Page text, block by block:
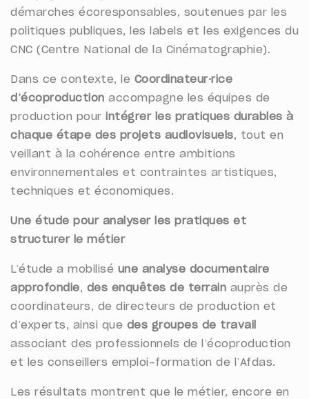
démarches écoresponsables, soutenues par les
politiques publiques, les labels et les exigences du
CNC (Centre National de la Cinématographie).
Dans ce contexte, le Coordinateur·rice
d’écoproduction accompagne les équipes de
production pour intégrer les pratiques durables à
chaque étape des projets audiovisuels, tout en
veillant à la cohérence entre ambitions
environnementales et contraintes artistiques,
techniques et économiques.
Une étude pour analyser les pratiques et
structurer le métier
L’étude a mobilisé une analyse documentaire
approfondie, des enquêtes de terrain auprès de
coordinateurs, de directeurs de production et
d’experts, ainsi que des groupes de travail
associant des professionnels de l’écoproduction
et les conseillers emploi-formation de l’Afdas.
Les résultats montrent que le métier, encore en